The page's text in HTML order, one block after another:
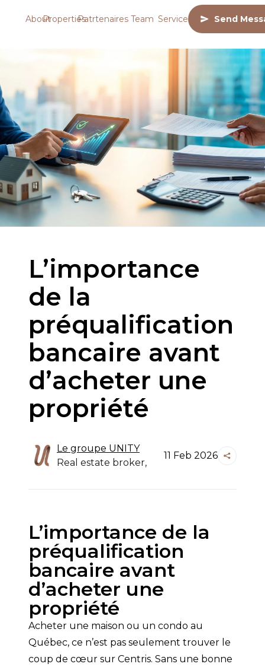
AboutPropertiesPatrtenaires Team Services Send
L’importance
de la
préqualification
bancaire avant
d’acheter une
propriété
Le groupe UNITY
Real estate broker,
11 Feb 2026
L’importance de la
préqualification
bancaire avant
d’acheter une
propriété
Acheter une maison ou un condo au
Québec, ce n’est pas seulement trouver le